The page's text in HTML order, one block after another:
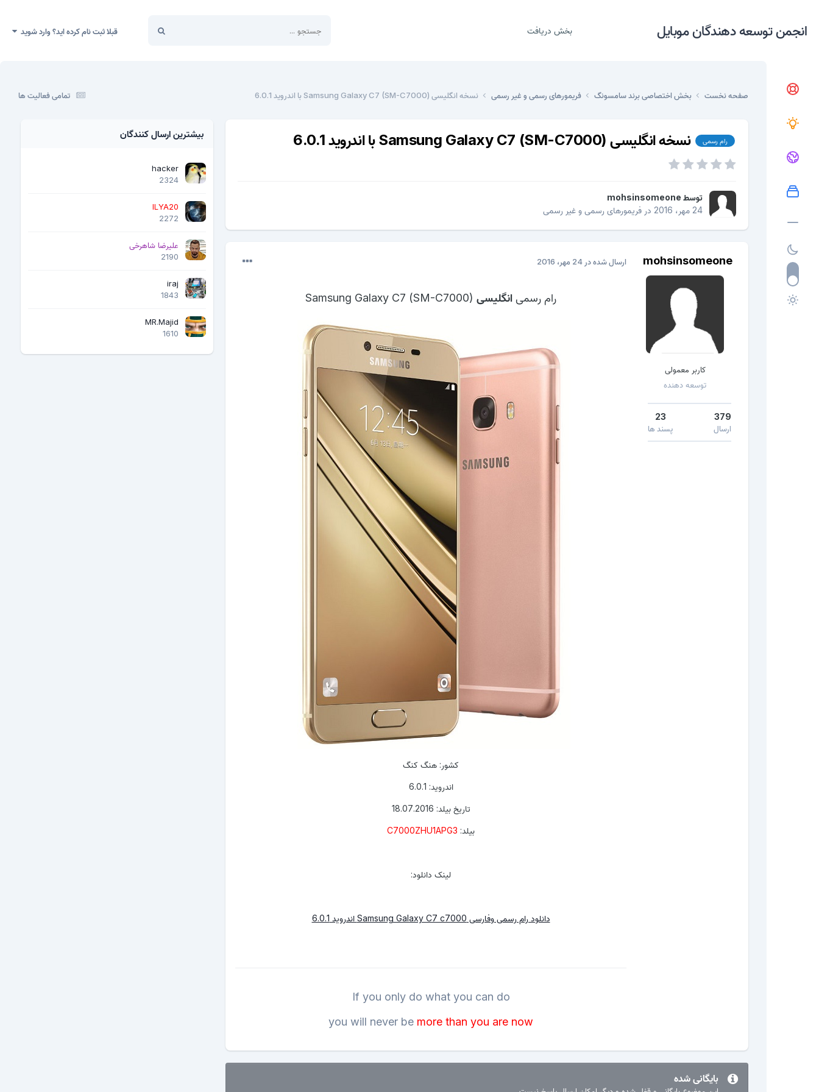
انجمن توسعه دهندگان موبایل بخش دریافت قبلا ثبت نام کرده اید؟ وارد شوید
تمامی فعالیت ها صفحه نخست بخش اختصاصی برند سامسونگ فریمورهای رسمی و غیر رسمی نسخه انگلیسی (Samsung Galaxy C7 (SM-C7000 با اندروید 6.0.1
رام رسمی نسخه انگلیسی (Samsung Galaxy C7 (SM-C7000 با اندروید 6.0.1
توسط mohsinsomeone
24 مهر، 2016
در فریمورهای رسمی و غیر رسمی
mohsinsomeone
کاربر معمولی
توسعه دهنده
379
ارسال
23
پسند ها
ارسال شده در 24 مهر، 2016
رام رسمی انگلیسی (Samsung Galaxy C7 (SM-C7000
کشور: هنگ کنگ
اندروید: 6.0.1
تاریخ بیلد: 18.07.2016
بیلد: C7000ZHU1APG3
لینک دانلود:
دانلود رام رسمی وفارسی Samsung Galaxy C7 c7000 اندروید 6.0.1
If you only do what you can do
you will never be more than you are now
بایگانی شده
بیشترین ارسال کنندگان
hacker
2324
ILYA20
2272
علیرضا شاهرخی
2190
iraj
1843
MR.Majid
1610